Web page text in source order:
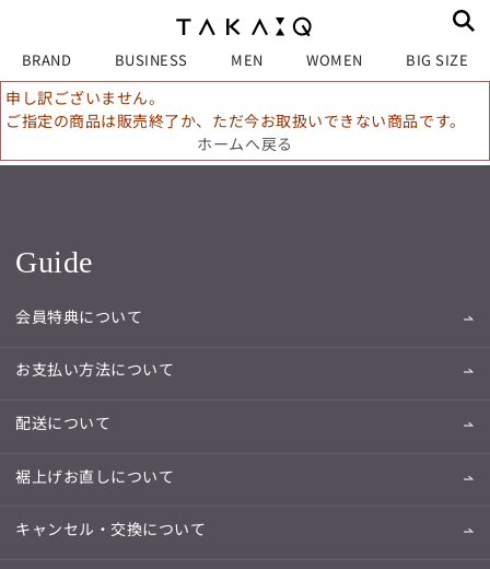
BRAND BUSINESS MEN WOMEN BIG SIZE
申し訳ございません。
ご指定の商品は販売終了か、ただ今お取扱いできない商品です。
ホームへ戻る
Guide
会員特典について
お支払い方法について
配送について
裾上げお直しについて
キャンセル・交換について